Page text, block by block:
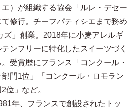
）が組織する協会「ルレ・デセー
修行。チーフパティシエまで務め
ズ」創業。2018年に小麦アレルギ
ンフリーに特化したスイーツづく
受賞歴にフランス「コンクール・
門1位」「コンクール・ロモラン
」など。
年、フランスで創設されたトッ